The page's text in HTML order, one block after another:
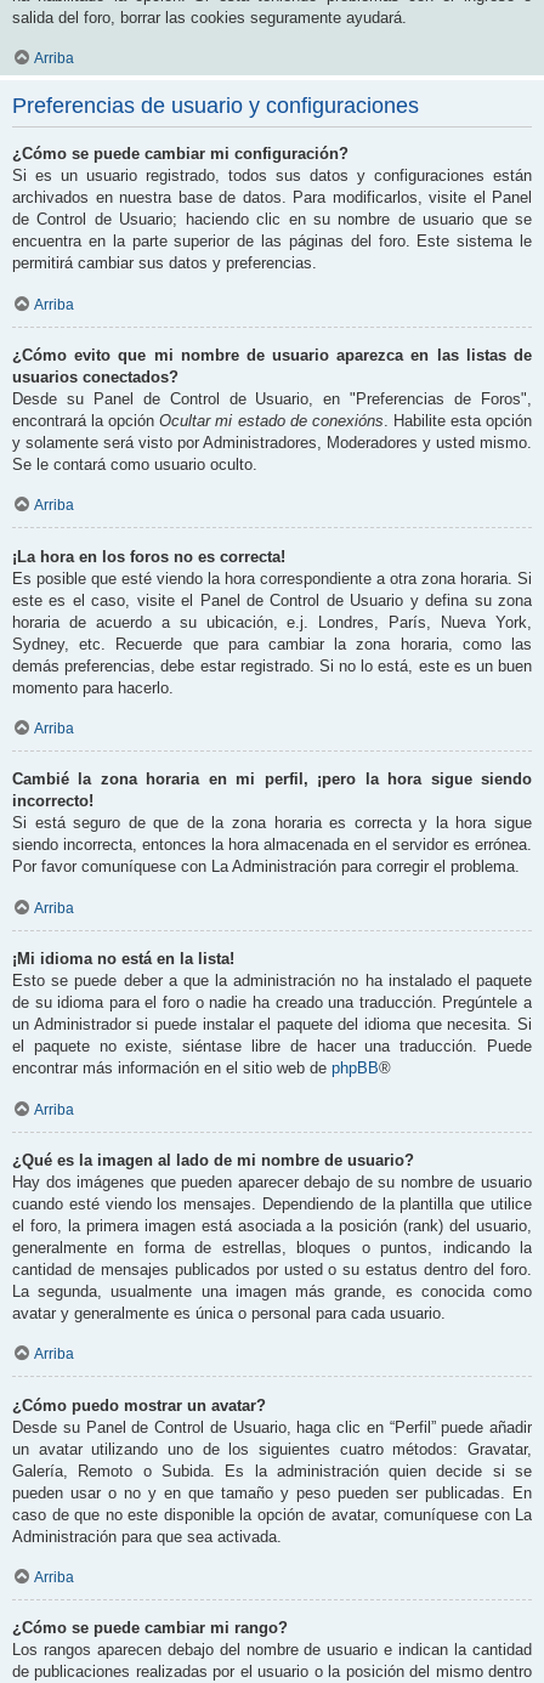
salida del foro, borrar las cookies seguramente ayudará.
Arriba
Preferencias de usuario y configuraciones
¿Cómo se puede cambiar mi configuración?
Si es un usuario registrado, todos sus datos y configuraciones están
archivados en nuestra base de datos. Para modificarlos, visite el Panel
de Control de Usuario; haciendo clic en su nombre de usuario que se
encuentra en la parte superior de las páginas del foro. Este sistema le
permitirá cambiar sus datos y preferencias.
Arriba
¿Cómo evito que mi nombre de usuario aparezca en las listas de
usuarios conectados?
Desde su Panel de Control de Usuario, en "Preferencias de Foros",
encontrará la opciónOcultar mi estado de conexións . Habilite esta opción
y solamente será visto por Administradores, Moderadores y usted mismo.
Se le contará como usuario oculto.
Arriba
¡La hora en los foros no es correcta!
Es posible que esté viendo la hora correspondiente a otra zona horaria. Si
este es el caso, visite el Panel de Control de Usuario y defina su zona
horaria de acuerdo a su ubicación, e.j. Londres, París, Nueva York,
Sydney, etc. Recuerde que para cambiar la zona horaria, como las
demás preferencias, debe estar registrado. Si no lo está, este es un buen
momento para hacerlo.
Arriba
Cambié la zona horaria en mi perfil, ¡pero la hora sigue siendo
incorrecto!
Si está seguro de que de la zona horaria es correcta y la hora sigue
siendo incorrecta, entonces la hora almacenada en el servidor es errónea.
Por favor comuníquese con La Administración para corregir el problema.
Arriba
¡Mi idioma no está en la lista!
Esto se puede deber a que la administración no ha instalado el paquete
de su idioma para el foro o nadie ha creado una traducción. Pregúntele a
un Administrador si puede instalar el paquete del idioma que necesita. Si
el paquete no existe, siéntase libre de hacer una traducción. Puede
encontrar más información en el sitio web de phpBB®
Arriba
¿Qué es la imagen al lado de mi nombre de usuario?
Hay dos imágenes que pueden aparecer debajo de su nombre de usuario
cuando esté viendo los mensajes. Dependiendo de la plantilla que utilice
el foro, la primera imagen está asociada a la posición (rank) del usuario,
generalmente en forma de estrellas, bloques o puntos, indicando la
cantidad de mensajes publicados por usted o su estatus dentro del foro.
La segunda, usualmente una imagen más grande, es conocida como
avatar y generalmente es única o personal para cada usuario.
Arriba
¿Cómo puedo mostrar un avatar?
Desde su Panel de Control de Usuario, haga clic en “Perfil” puede añadir
un avatar utilizando uno de los siguientes cuatro métodos: Gravatar,
Galería, Remoto o Subida. Es la administración quien decide si se
pueden usar o no y en que tamaño y peso pueden ser publicadas. En
caso de que no este disponible la opción de avatar, comuníquese con La
Administración para que sea activada.
Arriba
¿Cómo se puede cambiar mi rango?
Los rangos aparecen debajo del nombre de usuario e indican la cantidad
de publicaciones realizadas por el usuario o la posición del mismo dentro